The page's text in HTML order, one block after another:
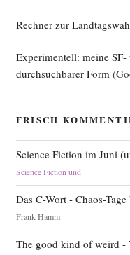
Rechner zur
Experimentell: meine
durchsuchbarer Form
FRISCH
Science Fiction im Juni
Science Fiction und
Das C-Wort - Chaos-
Frank Hamm
The good kind of weird -